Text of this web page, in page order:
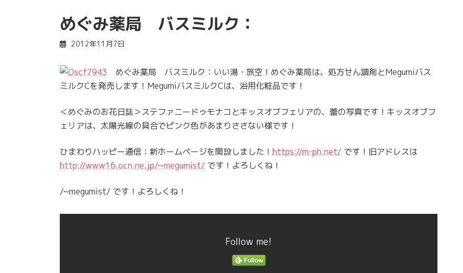
めぐみ薬局 バスミルク：
2012年11月7日
めぐみ薬局 バスミルク：いい湯・旅空！めぐみ薬局は、処方せん調剤とMegumiバス
ミルクCを発売します！MegumiバスミルクCは、浴用化粧品です！
＜めぐみのお花日誌＞ステファニードゥモナコとキッスオブフェリアの、蕾の写真です！キッスオブフ
ェリアは、太陽光線の具合でピンク色があまりささない様です！
ひまわりハッピー通信：新ホームページを開設しました！ https://m-ph.net/ です！旧アドレスは
http://www16.ocn.ne.jp/~megumist/ です！よろしくね！
/~megumist/ です！よろしくね！
Follow me!